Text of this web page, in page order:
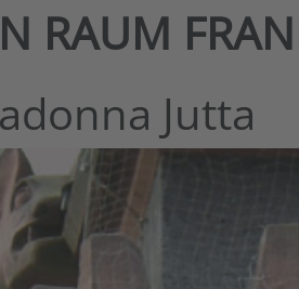
RAUM
Jutta